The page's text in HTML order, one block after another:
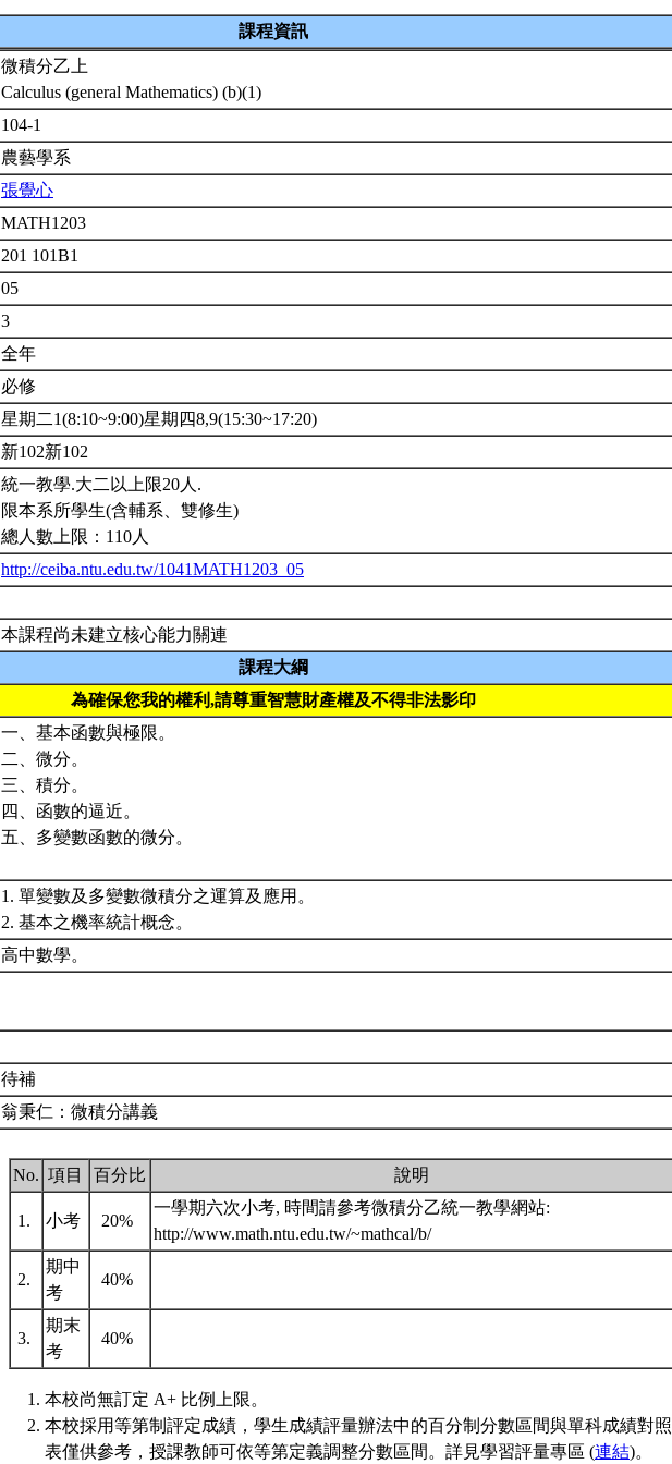
課程資訊
微積分乙上
Calculus (general Mathematics) (b)(1)
104-1
農藝學系
張覺心
MATH1203
201 101B1
05
3
全年
必修
星期二1(8:10~9:00)星期四8,9(15:30~17:20)
新102新102
統一教學.大二以上限20人.
限本系所學生(含輔系、雙修生)
總人數上限：110人
http://ceiba.ntu.edu.tw/1041MATH1203_05
本課程尚未建立核心能力關連
課程大綱
為確保您我的權利,請尊重智慧財產權及不得非法影印
一、基本函數與極限。
二、微分。
三、積分。
四、函數的逼近。
五、多變數函數的微分。
1. 單變數及多變數微積分之運算及應用。
2. 基本之機率統計概念。
高中數學。
待補
翁秉仁：微積分講義
No. 項目 百分比 說明
1. 小考 20%
一學期六次小考, 時間請參考微積分乙統一教學網站:
http://www.math.ntu.edu.tw/~mathcal/b/
2.
期中
考
40%
3.
期末
考
40%
本校尚無訂定 A+ 比例上限。
本校採用等第制評定成績，學生成績評量辦法中的百分制分數區間與單科成績對照
表僅供參考，授課教師可依等第定義調整分數區間。詳見學習評量專區 (連結)。